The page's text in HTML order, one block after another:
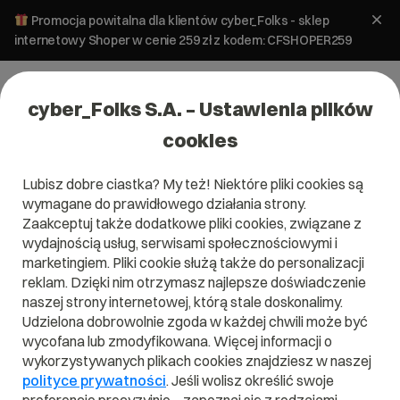
Promocja powitalna dla klientów cyber_Folks - sklep
internetowy Shoper w cenie 259 zł z kodem: CFSHOPER259
Pomoc»Czym jest pełna nazwa domenowa (Fully Qualified
Domain Name – FQDN)?
Czym jest pełna nazwa domenowa
(Fully Qualified Domain Name –
FQDN)?
Pełna nazwa domenowa (Fully Qualified Domain Name–
FQDN) to adres, dla którego wystawiany jest certyfikat
SSL . Jest to pełna nazwa domenowa, która określa
położenie danego węzła w systemie
DNS . Fully
cyber_Folks S.A. – Ustawienia plików
cookies
Lubisz dobre ciastka? My też! Niektóre pliki cookies są
wymagane do prawidłowego działania strony.
Zaakceptuj także dodatkowe pliki cookies, związane z
wydajnością usług, serwisami społecznościowymi i
marketingiem. Pliki cookie służą także do personalizacji
reklam. Dzięki nim otrzymasz najlepsze doświadczenie
naszej strony internetowej, którą stale doskonalimy.
Udzielona dobrowolnie zgoda w każdej chwili może być
wycofana lub zmodyfikowana. Więcej informacji o
wykorzystywanych plikach cookies znajdziesz w naszej
polityce prywatności. Jeśli wolisz określić swoje